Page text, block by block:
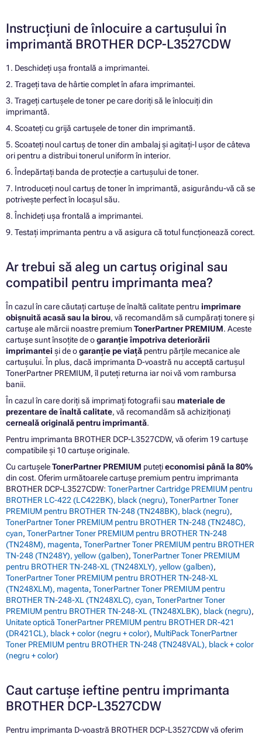
Instrucțiuni de înlocuire a cartușului în
imprimantă BROTHER DCP-L3527CDW
1. Deschideți ușa frontală a imprimantei.
2. Trageți tava de hârtie complet în afara imprimantei.
3. Trageți cartușele de toner pe care doriți să le înlocuiți din
imprimantă.
4. Scoateți cu grijă cartușele de toner din imprimantă.
5. Scoateți noul cartuș de toner din ambalaj și agitați-l ușor de câteva
ori pentru a distribui tonerul uniform în interior.
6. Îndepărtați banda de protecție a cartușului de toner.
7. Introduceți noul cartuș de toner în imprimantă, asigurându-vă că se
potrivește perfect în locașul său.
8. Închideți ușa frontală a imprimantei.
9. Testați imprimanta pentru a vă asigura că totul funcționează corect.
Ar trebui să aleg un cartuș original sau
compatibil pentru imprimanta mea?
În cazul în care căutați cartușe de înaltă calitate pentru imprimare
obișnuită acasă sau la birou, vă recomandăm să cumpărați tonere și
cartușe ale mărcii noastre premiumTonerPartner PREMIUM. Aceste
cartușe sunt însoțite de ogaranție împotriva deteriorării
imprimantei și de ogaranție pe viață pentru părțile mecanice ale
cartușului. În plus, dacă imprimanta D-voastră nu acceptă cartușul
TonerPartner PREMIUM, îl puteți returna iar noi vă vom rambursa
banii.
În cazul în care doriți să imprimați fotografii sau materiale de
prezentare de înaltă calitate, vă recomandăm să achiziționați
cerneală originală pentru imprimantă.
Pentru imprimanta BROTHER DCP-L3527CDW, vă oferim 19 cartușe
compatibile și 10 cartușe originale.
Cu cartușeleTonerPartner PREMIUM putețieconomisi până la 80%
din cost. Oferim următoarele cartușe premium pentru imprimanta
BROTHER DCP-L3527CDW: TonerPartner Cartridge PREMIUM pentru
BROTHER LC-422 (LC422BK), black (negru), TonerPartner Toner
PREMIUM pentru BROTHER TN-248 (TN248BK), black (negru),
TonerPartner Toner PREMIUM pentru BROTHER TN-248 (TN248C),
cyan, TonerPartner Toner PREMIUM pentru BROTHER TN-248
(TN248M), magenta, TonerPartner Toner PREMIUM pentru BROTHER
TN-248 (TN248Y), yellow (galben), TonerPartner Toner PREMIUM
pentru BROTHER TN-248-XL (TN248XLY), yellow (galben),
TonerPartner Toner PREMIUM pentru BROTHER TN-248-XL
(TN248XLM), magenta, TonerPartner Toner PREMIUM pentru
BROTHER TN-248-XL (TN248XLC), cyan, TonerPartner Toner
PREMIUM pentru BROTHER TN-248-XL (TN248XLBK), black (negru),
Unitate optică TonerPartner PREMIUM pentru BROTHER DR-421
(DR421CL), black + color (negru + color), MultiPack TonerPartner
Toner PREMIUM pentru BROTHER TN-248 (TN248VAL), black + color
(negru + color)
Caut cartușe ieftine pentru imprimanta
BROTHER DCP-L3527CDW
Pentru imprimanta D-voastră BROTHER DCP-L3527CDW vă oferim